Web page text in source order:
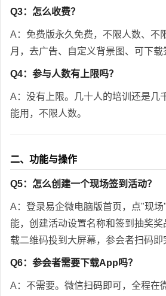
Q3：怎么收费？
A：免费版永久免费，不限人数、不
月，去广告、自定义背景图、可下载
Q4：参与人数有上限吗？
A：没有上限。几十人的培训还是几
能用，不限人数。
二、功能与操作
Q5：怎么创建一个现场签到活动？
A：登录易企微电脑版首页，点"现
能，创建活动设置名称和签到抽奖
载二维码投到大屏幕，参会者扫码即
Q6：参会者需要下载App吗？
A：不需要。微信扫码即可，全程在